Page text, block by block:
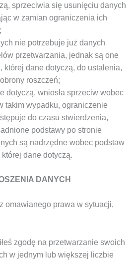
sprzeciwia się usunięciu danych
w zamian ograniczenia ich
nie potrzebuje już danych
przetwarzania, jednak są one
której dane dotyczą, do ustalenia,
roszczeń;
dotyczą, wniosła sprzeciw wobec
takim wypadku, ograniczenie
do czasu stwierdzenia,
podstawy po stronie
są nadrzędne wobec podstaw
dane dotyczą.
DANYCH
omawianego prawa w sytuacji,
zgodę na przetwarzanie swoich
w jednym lub większej liczbie